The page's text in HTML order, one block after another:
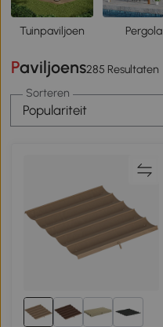
Tuinpaviljoen Pergola
Paviljoens285 Resultaten
Sorteren
Populariteit